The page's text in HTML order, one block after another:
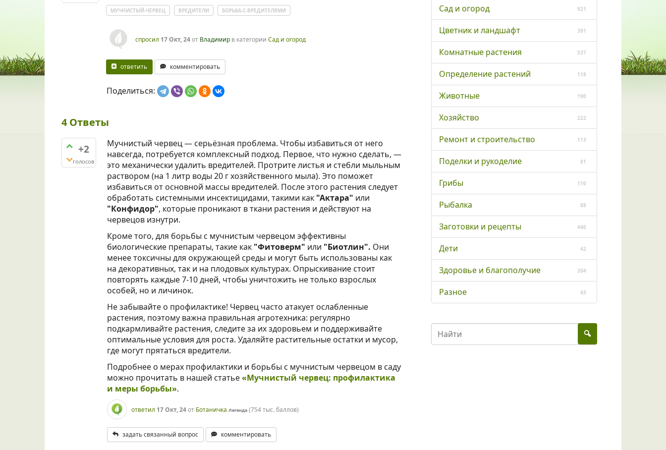
МУЧНИСТЫЙ-ЧЕРВЕЦ ВРЕДИТЕЛИ БОРЬБА-С-ВРЕДИТЕЛЯМИ
спросил 17 Окт, 24от Владимир в категории Сад и огород
ответить комментировать
Поделиться:
4Ответы
+2
голосов
Мучнистый червец — серьёзная проблема. Чтобы избавиться от него
навсегда, потребуется комплексный подход. Первое, что нужно сделать, —
это механически удалить вредителей. Протрите листья и стебли мыльным
раствором (на 1 литр воды 20 г хозяйственного мыла). Это поможет
избавиться от основной массы вредителей. После этого растения следует
обработать системными инсектицидами, такими как "Актара" или
"Конфидор", которые проникают в ткани растения и действуют на
червецов изнутри.
Кроме того, для борьбы с мучнистым червецом эффективны
биологические препараты, такие как "Фитоверм" или "Биотлин". Они
менее токсичны для окружающей среды и могут быть использованы как
на декоративных, так и на плодовых культурах. Опрыскивание стоит
повторять каждые 7-10 дней, чтобы уничтожить не только взрослых
особей, но и личинок.
Не забывайте о профилактике! Червец часто атакует ослабленные
растения, поэтому важна правильная агротехника: регулярно
подкармливайте растения, следите за их здоровьем и поддерживайте
оптимальные условия для роста. Удаляйте растительные остатки и мусор,
где могут прятаться вредители.
Подробнее о мерах профилактики и борьбы с мучнистым червецом в саду
можно прочитать в нашей статье«Мучнистый червец: профилактика
и меры борьбы».
ответил 17 Окт, 24от Ботаничка Легенда (754 тыс.баллов)
задать связанный вопрос комментировать
Сад и огород 921
Цветник и ландшафт 391
Комнатные растения 537
Определение растений 118
Животные 190
Хозяйство 222
Ремонт и строительство 113
Поделки и рукоделие 81
Грибы 110
Рыбалка 88
Заготовки и рецепты 446
Дети 42
Здоровье и благополучие 204
Разное 43